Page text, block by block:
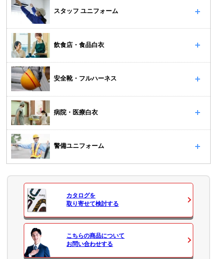
スタッフ ユニフォーム
飲食店・食品白衣
安全靴・フルハーネス
病院・医療白衣
警備ユニフォーム
カタログを
取り寄せて検討する
こちらの商品について
お問い合わせする